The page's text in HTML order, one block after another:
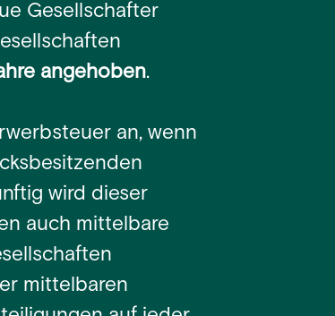
Gesellschafter
angehoben.
an, wenn
wird dieser
auch mittelbare
mittelbaren